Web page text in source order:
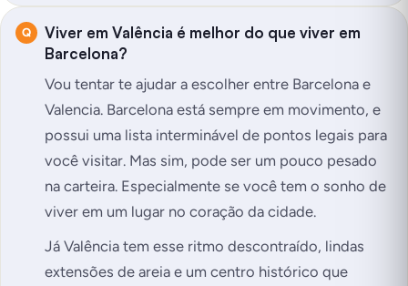
Viver em Valência é melhor do que viver em
Barcelona?
Vou tentar te ajudar a escolher entre Barcelona e
Valencia. Barcelona está sempre em movimento, e
possui uma lista interminável de pontos legais para
você visitar. Mas sim, pode ser um pouco pesado
na carteira. Especialmente se você tem o sonho de
viver em um lugar no coração da cidade.
Já Valência tem esse ritmo descontraído, lindas
extensões de areia e um centro histórico que